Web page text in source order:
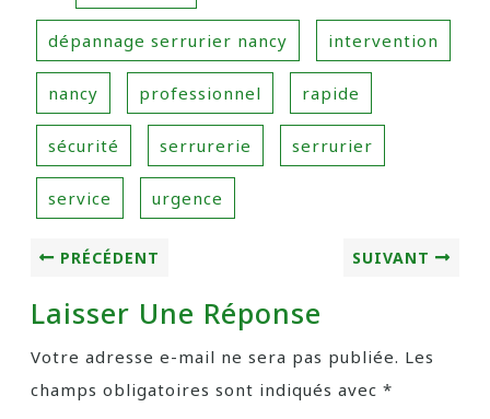
dépannage serrurier nancy intervention
nancy professionnel rapide
sécurité serrurerie serrurier
service urgence
PRÉCÉDENT SUIVANT
Laisser Une Réponse
Votre adresse e-mail ne sera pas publiée. Les
champs obligatoires sont indiqués avec *